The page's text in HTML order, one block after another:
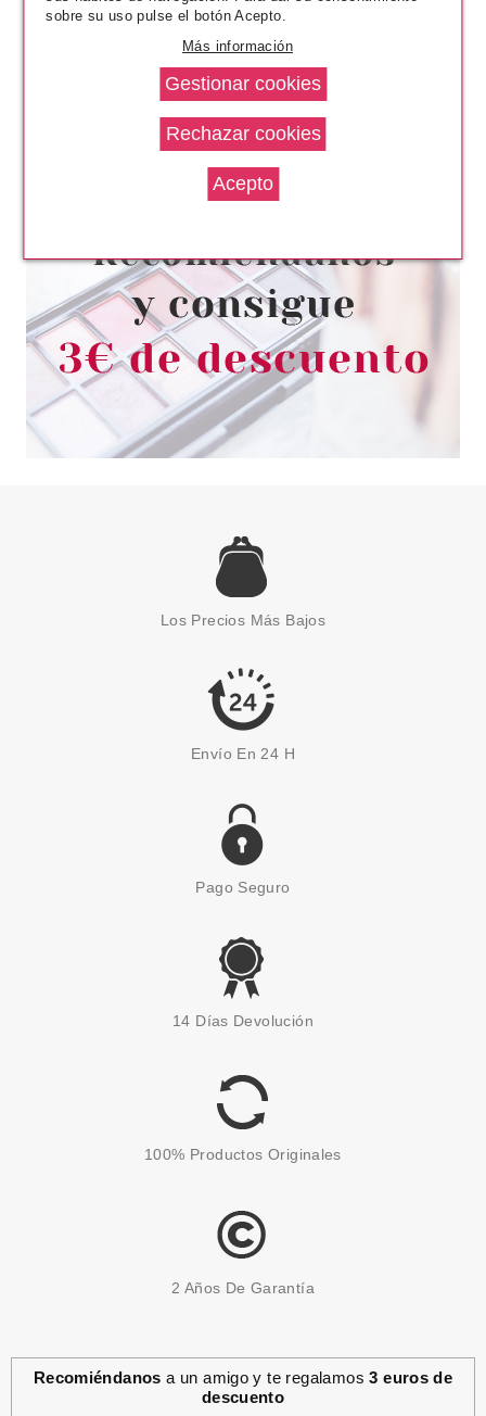
HERMES
HERMES EAU DE CITRON NOIR
EAU DE COLOGNE 100 ML
HERMES
HERMES L´OMBRE DES
MERVEILLES EDP 50 ML
65.95€
HERMES
HERMES EAU D´ORANGE
VERTE EDC 100 ML + GEL 80
78.95€
HERMES
Los Precios Más Bajos
Envío En 24 H
Pago Seguro
14 Días Devolución
100% Productos Originales
2 Años De Garantía
Recomiéndanos a un amigo y te regalamos3 euros de
descuento
sobre su uso pulse el botón Acepto.
Más información